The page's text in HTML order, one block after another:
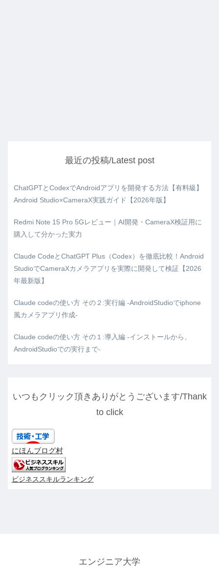
最近の投稿/Latest post
ChatGPTとCodexでAndroidアプリを開発する方法【有料級】
Android Studio×CameraX実践ガイド【2026年版】
Redmi Note 15 Pro 5Gレビュー｜AI開発・CameraX検証用に
購入して分かった実力
Claude CodeとChatGPT Plus（Codex）を徹底比較！Android
StudioでCameraXカメラアプリを実際に開発して検証【2026
年最新版】
Claude codeの使い方 その２:実行編 -AndroidStudioでiphone
風カメラアプリ作成-
Claude codeの使い方 その１:導入編 -インストールから、
AndroidStudioでの実行まで-
いつもクリック頂きありがとうございます/Thank
to click
にほんブログ村
ビジネススキルランキング
エンジニア大学